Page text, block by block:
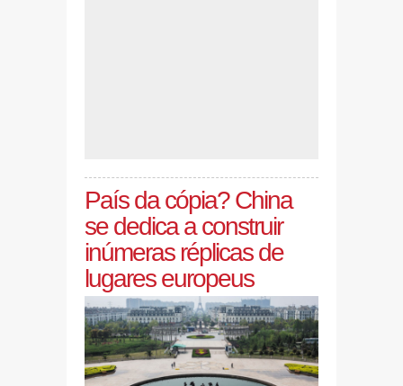
País da cópia? China
se dedica a construir
inúmeras réplicas de
lugares europeus